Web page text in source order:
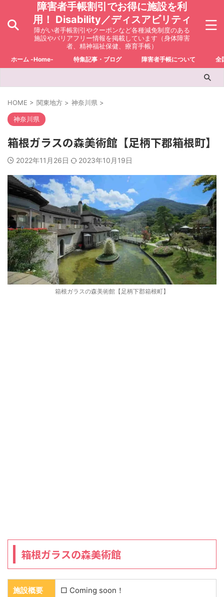
障害者手帳割引でお得に施設を利
用！ Disability／ディスアビリティ
障がい者手帳割引やクーポンなど各種減免制度のある
施設やバリアフリー情報を掲載しています（身体障害
者、精神福祉保健、療育手帳）
ホーム -Home- 特集記事・ブログ 障害者手帳について 全
HOME > 関東地方 > 神奈川県 >
神奈川県
箱根ガラスの森美術館【足柄下郡箱根町】
2022年11月26日 2023年10月19日
箱根ガラスの森美術館【足柄下郡箱根町】
箱根ガラスの森美術館
施設概要 □ Coming soon！